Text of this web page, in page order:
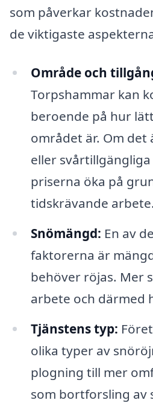
som påverkar
de viktigaste
Område och
Torpshammar kan
beroende på hur
området är. Om
eller
priserna öka på
tidskrävande arbete.
Snömängd: En av
faktorerna är
behöver röjas. Mer
arbete och därmed
Tjänstens typ:
olika typer av
plogning till mer
som bortforsling av